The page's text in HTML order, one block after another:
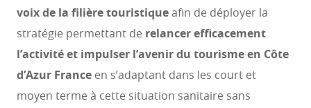
voix de la filière touristiqueafin de déployer la
stratégie permettant de relancer efficacement
l’activité et impulser l’avenir du tourisme en Côte
d’Azur France en s’adaptant dans les court et
moyen terme à cette situation sanitaire sans